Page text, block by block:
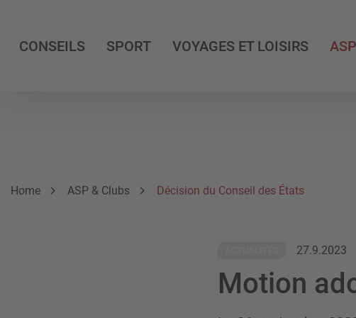
CONSEILS SPORT VOYAGES ET LOISIRS
Breadcrumb
Vous êtes ici:
Home ASP & Clubs Décision du Conseil des États
27.9.2023
Motion